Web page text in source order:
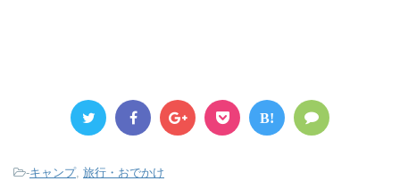
B!
-キャンプ, 旅行・おでかけ